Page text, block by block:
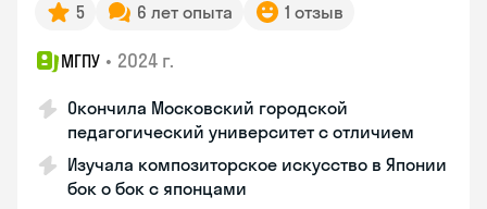
5 6 лет опыта 1 отзыв
МГПУ • 2024 г.
Окончила Московский городской
педагогический университет с отличием
Изучала композиторское искусство в Японии
бок о бок с японцами